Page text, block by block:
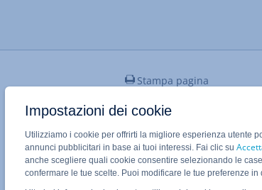
Stampa pagina
Applicazione Mobile IONOS
Impostazioni dei cookie
Utilizziamo i cookie per offrirti la migliore esperienza utente
annunci pubblicitari in base ai tuoi interessi. Fai clic su
anche scegliere quali cookie consentire selezionando le
confermare le tue scelte. Puoi modificare le tue preferenze